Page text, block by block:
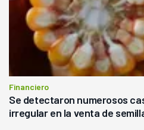
Financiero
Se detectaron numerosos
irregular en la venta de